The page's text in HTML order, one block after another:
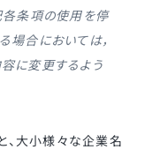
各条項の使用を停
場合においては，
に変更するよう
、大小様々な企業名